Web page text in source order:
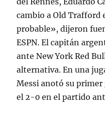
cambio a Old Trafford
probable», dijeron
ESPN. El capitán
ante New York Red
alternativa. En una
Messi anotó su primer
el 2-0 en el partido